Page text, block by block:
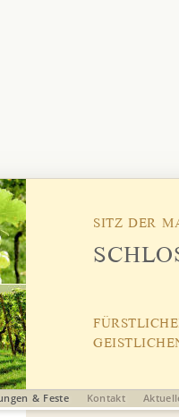
SITZ DER
& Feste Kontakt